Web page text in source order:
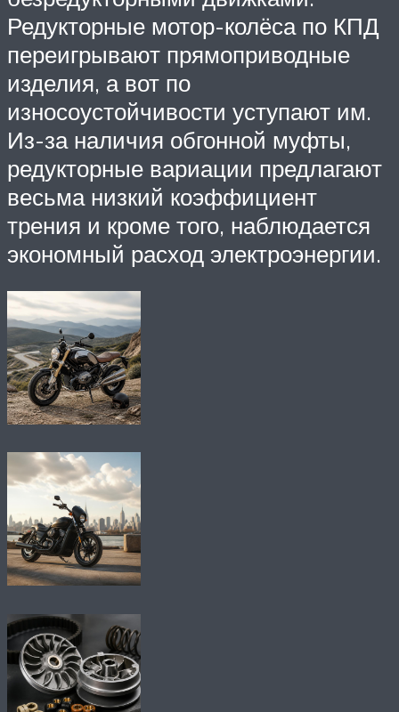
Редукторные мотор-колёса по КПД
переигрывают прямоприводные
изделия, а вот по
износоустойчивости уступают им.
Из-за наличия обгонной муфты,
редукторные вариации предлагают
весьма низкий коэффициент
трения и кроме того, наблюдается
экономный расход электроэнергии.